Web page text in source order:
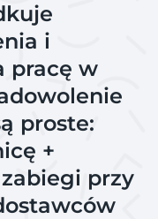
i
pracę w
proste:
+
przy